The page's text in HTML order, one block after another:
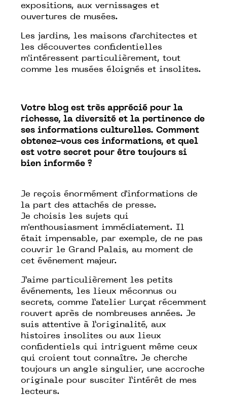
expositions, aux vernissages et
ouvertures de musées.
Les jardins, les maisons d'architectes et
les découvertes confidentielles
m'intéressent particulièrement, tout
comme les musées éloignés et insolites.
Votre blog est très apprécié pour la
richesse, la diversité et la pertinence de
ses informations culturelles. Comment
obtenez-vous ces informations, et quel
est votre secret pour être toujours si
bien informée ?
Je reçois énormément d'informations de
la part des attachés de presse.
Je choisis les sujets qui
m'enthousiasment immédiatement. Il
était impensable, par exemple, de ne pas
couvrir le Grand Palais, au moment de
cet événement majeur.
J’aime particulièrement les petits
événements, les lieux méconnus ou
secrets, comme l’atelier Lurçat récemment
rouvert après de nombreuses années. Je
suis attentive à l’originalité, aux
histoires insolites ou aux lieux
confidentiels qui intriguent même ceux
qui croient tout connaître. Je cherche
toujours un angle singulier, une accroche
originale pour susciter l’intérêt de mes
lecteurs.